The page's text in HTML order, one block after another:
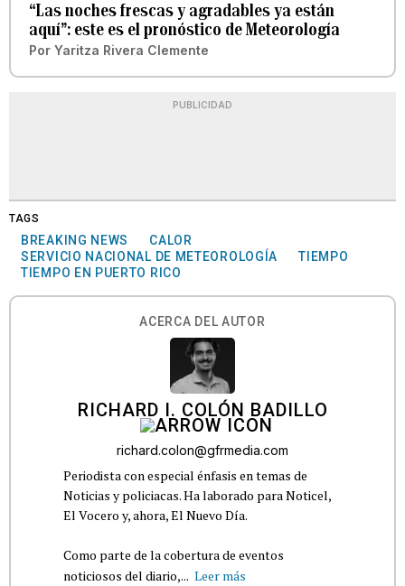
“Las noches frescas y agradables ya están
aquí”: este es el pronóstico de Meteorología
Por Yaritza Rivera Clemente
PUBLICIDAD
TAGS
BREAKING NEWS
CALOR
SERVICIO NACIONAL DE METEOROLOGÍA
TIEMPO
TIEMPO EN PUERTO RICO
ACERCA DEL AUTOR
RICHARD I. COLÓN BADILLO
richard.colon@gfrmedia.com
Periodista con especial énfasis en temas de
Noticias y policiacas. Ha laborado para Noticel,
El Vocero y, ahora, El Nuevo Día.
Como parte de la cobertura de eventos
noticiosos del diario,... Leer más